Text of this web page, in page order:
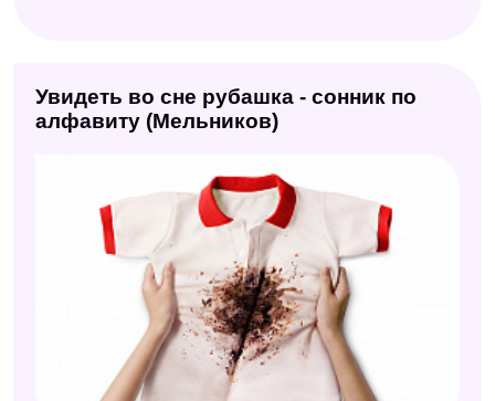
Увидеть во сне рубашка - сонник по
алфавиту (Мельников)